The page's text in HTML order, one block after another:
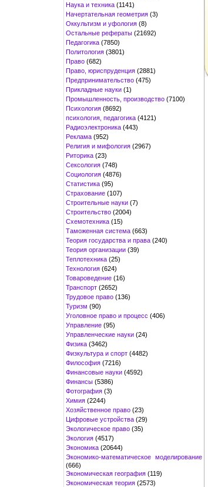
Наука и техника (1141)
Начертательная геометрия (3)
Оккультизм и уфология (8)
Остальные рефераты (21692)
Педагогика (7850)
Политология (3801)
Право (682)
Право, юриспруденция (2881)
Предпринимательство (475)
Прикладные науки (1)
Промышленность, производство (7100)
Психология (8692)
психология, педагогика (4121)
Радиоэлектроника (443)
Реклама (952)
Религия и мифология (2967)
Риторика (23)
Сексология (748)
Социология (4876)
Статистика (95)
Страхование (107)
Строительные науки (7)
Строительство (2004)
Схемотехника (15)
Таможенная система (663)
Теория государства и права (240)
Теория организации (39)
Теплотехника (25)
Технология (624)
Товароведение (16)
Транспорт (2652)
Трудовое право (136)
Туризм (90)
Уголовное право и процесс (406)
Управление (95)
Управленческие науки (24)
Физика (3462)
Физкультура и спорт (4482)
Философия (7216)
Финансовые науки (4592)
Финансы (5386)
Фотография (3)
Химия (2244)
Хозяйственное право (23)
Цифровые устройства (29)
Экологическое право (35)
Экология (4517)
Экономика (20644)
Экономико-математическое моделирование
(666)
Экономическая география (119)
Экономическая теория (2573)